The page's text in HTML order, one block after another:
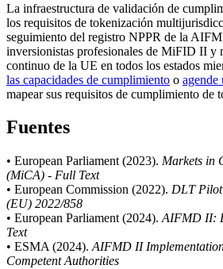
La infraestructura de validación de
los requisitos de tokenización
seguimiento del registro NPPR de la
inversionistas profesionales de MiFID II y
continuo de la UE en todos los estados
las capacidades de cumplimiento o agende
mapear sus requisitos de cumplimiento de
Fuentes
• European Parliament (2023). Markets in
(MiCA) - Full Text
• European Commission (2022). DLT Pilot
(EU) 2022/858
• European Parliament (2024). AIFMD II:
Text
• ESMA (2024). AIFMD II
Competent Authorities